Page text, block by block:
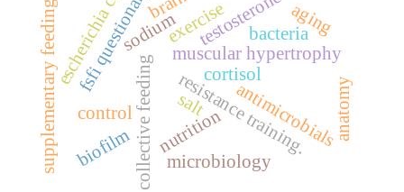
cortisol
muscular hypertrophy
testosterone
resistance training.
collective feedingnutrition
salt
sodium
antimicrobials
microbiology
fsfi questionary
biofilm
escherichia coli bacteria
control
exercise
supplementary feeding anatomy
aging